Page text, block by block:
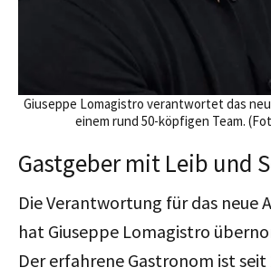
Giuseppe Lomagistro verantwortet das
einem rund 50-köpfigen Team.
Gastgeber mit Leib und
Die Verantwortung für das neue
hat Giuseppe Lomagistro
Dererfahrene Gastronom ist seit